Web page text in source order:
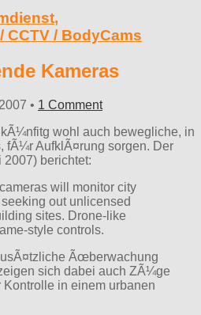
,
/ BodyCams
Kameras
• 1 Comment
wohl auch bewegliche, in
fÃ¼r AufklÃ¤rung sorgen. Der
2007) berichtet:
will monitor city
out unlicensed
sites. Drone-like
style controls.
Ãœberwachung
sich dabei auch ZÃ¼ge
in einem urbanen